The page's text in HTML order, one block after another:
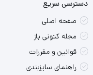
دسترسی سریع
صفحه اصلی
مجله کتونی باز
قوانین و مقررات
راهنمای سایزبندی